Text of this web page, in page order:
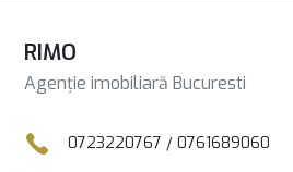
RIMO
Agenție imobiliară Bucuresti
0723220767 / 0761689060